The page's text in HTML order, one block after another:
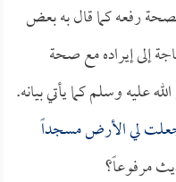
رفعه كما قال به بعض
إلى إيراده مع صحة
عليه وسلم كما يأتي بيانه.
لي الأرض مسجداً
مرفوعاً؟